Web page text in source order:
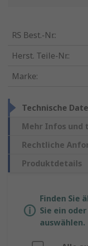
RS Best.-Nr.:
Herst. Teile-Nr.:
Marke:
Technische
Mehr Infos und
Rechtliche
Produktdetails
Finden Sie
Sie ein
auswählen.